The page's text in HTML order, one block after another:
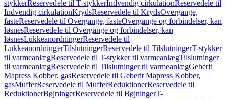
stykkerReservedele til T-stykkerIndvendig cirkulationReservedele til
Indvendig cirkulationKrydsReservedele til KrydsOvergange,
fasteReservedele til Overgange, fasteOvergange og forbindelser, kan
løsnesReservedele til Overgange og forbindelser, kan
løsnesLukkeanordningerReservedele til
LukkeanordningerTilslutningerReservedele til TilslutningerT-stykker
til varmeanlægReservedele til T-stykker til varmeanlægTilslutninger
til varmeanlægReservedele til Tilslutninger til varmeanlægGeberit
Mapress Kobber, gasReservedele til Geberit Mapress Kobber,
gasMufferReservedele til MufferReduktionerReservedele til
ReduktionerBøjningerReservedele til BøjningerT-